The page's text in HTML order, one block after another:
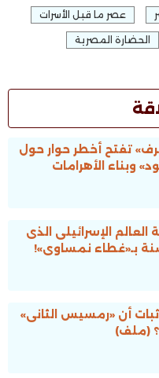
عصر ما قبل الأسرات
الحضارة المصرية
تفتح أخطر حوار حول
وبناء الأهرامات
الإسرائيلى الذى
أن «رمسيس الثانى»
(ملف)